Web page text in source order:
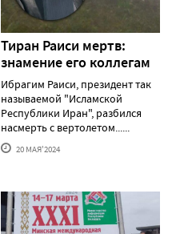
Тиран Раиси мертв:
знамение его коллегам
Ибрагим Раиси, президент так
называемой "Исламской
Республики Иран", разбился
насмерть с вертолетом......
20 МАЯ'2024